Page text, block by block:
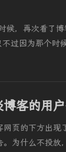
候，再次看了
过因为那个时
博客也十六年
客的用
页的下方出现
为什么不投放